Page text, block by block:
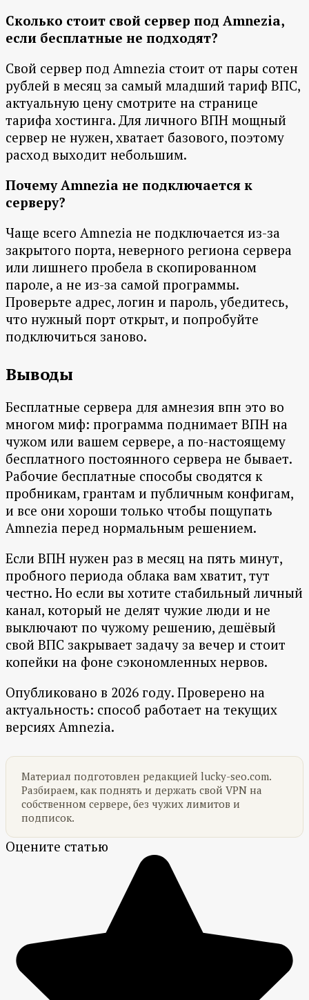
Сколько стоит свой сервер под Amnezia,
если бесплатные не подходят?
Свой сервер под Amnezia стоит от пары сотен
рублей в месяц за самый младший тариф ВПС,
актуальную цену смотрите на странице
тарифа хостинга. Для личного ВПН мощный
сервер не нужен, хватает базового, поэтому
расход выходит небольшим.
Почему Amnezia не подключается к
серверу?
Чаще всего Amnezia не подключается из-за
закрытого порта, неверного региона сервера
или лишнего пробела в скопированном
пароле, а не из-за самой программы.
Проверьте адрес, логин и пароль, убедитесь,
что нужный порт открыт, и попробуйте
подключиться заново.
Выводы
Бесплатные сервера для амнезия впн это во
многом миф: программа поднимает ВПН на
чужом или вашем сервере, а по-настоящему
бесплатного постоянного сервера не бывает.
Рабочие бесплатные способы сводятся к
пробникам, грантам и публичным конфигам,
и все они хороши только чтобы пощупать
Amnezia перед нормальным решением.
Если ВПН нужен раз в месяц на пять минут,
пробного периода облака вам хватит, тут
честно. Но если вы хотите стабильный личный
канал, который не делят чужие люди и не
выключают по чужому решению, дешёвый
свой ВПС закрывает задачу за вечер и стоит
копейки на фоне сэкономленных нервов.
Опубликовано в 2026 году. Проверено на
актуальность: способ работает на текущих
версиях Amnezia.
Материал подготовлен редакцией lucky-seo.com.
Разбираем, как поднять и держать свой VPN на
собственном сервере, без чужих лимитов и
подписок.
Оцените статью